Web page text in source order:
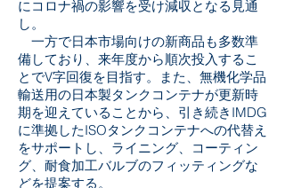
にコロナ禍の影響を受け減収となる見通
し。
一方で日本市場向けの新商品も多数準
備しており、来年度から順次投入するこ
とでV字回復を目指す。また、無機化学品
輸送用の日本製タンクコンテナが更新時
期を迎えていることから、引き続きIMDG
に準拠したISOタンクコンテナへの代替え
をサポートし、ライニング、コーティン
グ、耐食加工バルブのフィッティングな
どを提案する。